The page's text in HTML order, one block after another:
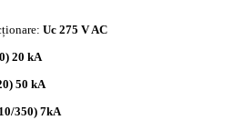
Uc 275 V AC
20 kA
50 kA
350) 7kA